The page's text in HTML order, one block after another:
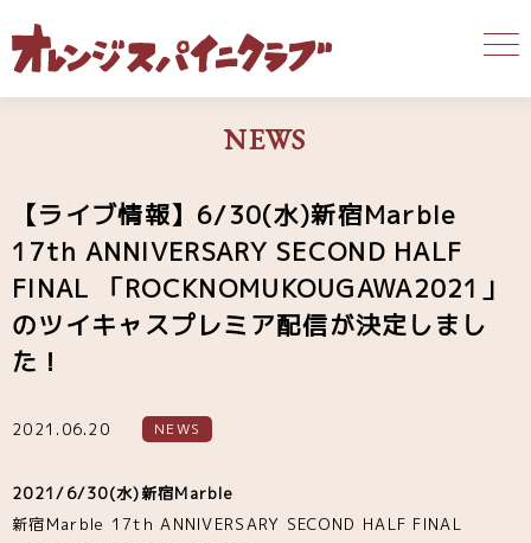
NEWS
【ライブ情報】6/30(水)新宿Marble
17th ANNIVERSARY SECOND HALF
FINAL 「ROCKNOMUKOUGAWA2021」
のツイキャスプレミア配信が決定しまし
た！
2021.06.20 NEWS
2021/6/30(水)新宿Marble
新宿Marble 17th ANNIVERSARY SECOND HALF FINAL